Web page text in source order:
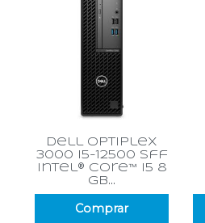
dell optiplex
3000 i5-12500 sff
intel® core™ i5 8
gb...
Comprar